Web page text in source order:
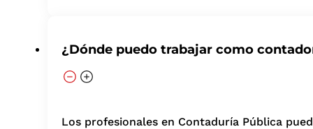
¿Dónde puedo trabajar como
Los profesionales en Contaduría Pública